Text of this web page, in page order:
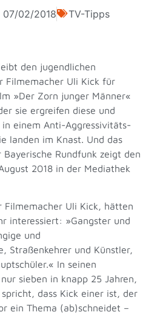
07/02/2018 TV-Tipps
den jugendlichen
Filmemacher Uli Kick für
»Der Zorn junger Männer«
sie ergreifen diese und
einem Anti-Aggressivitäts-
landen im Knast. Und das
Bayerische Rundfunk zeigt den
2018 in der Mediathek
Filmemacher Uli Kick, hätten
interessiert: »Gangster und
und
Straßenkehrer und Künstler,
In seinen
sieben in knapp 25 Jahren,
dass Kick einer ist, der
ein Thema (ab)schneidet –